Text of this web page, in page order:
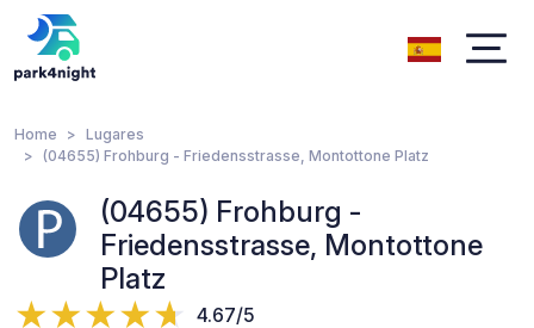
Home
Lugares
(04655) Frohburg - Friedensstrasse, Montottone Platz
(04655) Frohburg -
Friedensstrasse, Montottone
Platz
4.67/5